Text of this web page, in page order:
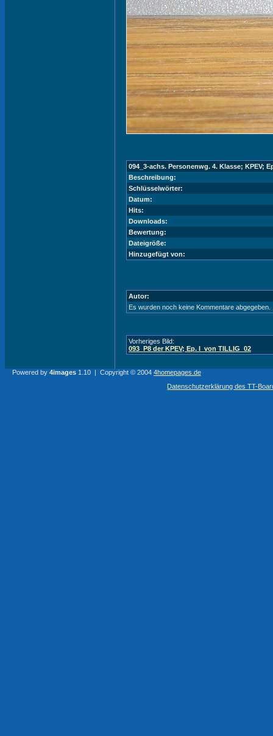
094_3-achs. Personenwg. 4. Klasse; KPEV;
Beschreibung:
Schlüsselwörter:
Datum:
Hits:
Downloads:
Bewertung:
Dateigröße:
Hinzugefügt von:
Autor:
Es wurden noch keine Kommentare abgegeben.
Vorheriges Bild:
093_P8 der KPEV; Ep. I_von TILLIG_02
Powered by 4images 1.10 | Copyright © 2004 4homepages.de
Datenschutzerklärung des TT-